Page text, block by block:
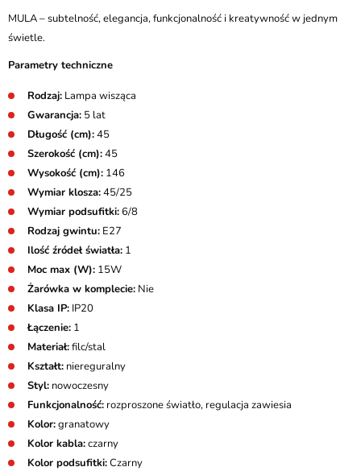
MULA – subtelność, elegancja, funkcjonalność i kreatywność w jednym
świetle.
Parametry techniczne
Rodzaj: Lampa wisząca
Gwarancja: 5 lat
Długość (cm):45
Szerokość (cm):45
Wysokość (cm): 146
Wymiar klosza:45/25
Wymiar podsufitki:6/8
Rodzaj gwintu: E27
Ilość źródeł światła: 1
Moc max (W): 15W
Żarówka w komplecie: Nie
Klasa IP: IP20
Łączenie: 1
Materiał:filc/stal
Kształt: niereguralny
Styl: nowoczesny
Funkcjonalność: rozproszone światło, regulacja zawiesia
Kolor:granatowy
Kolor kabla:czarny
Kolor podsufitki:Czarny